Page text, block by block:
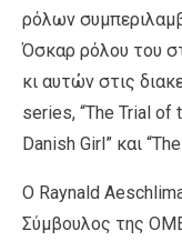
ρόλων
Όσκαρ ρόλου του
κι αυτών στις
series, “The Trial of
Danish Girl” και
Ο Raynald
Σύμβουλος της